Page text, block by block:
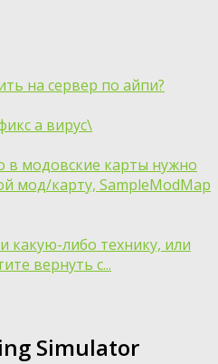
на сервер по айпи?
а вирус\
в модовские карты нужно
мод/карту, SampleModMap
какую-либо технику, или
вернуть с...
Simulator